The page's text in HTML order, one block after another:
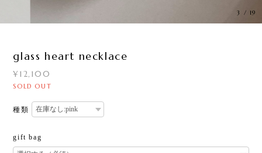
3 / 19
glass heart necklace
¥12,100
SOLD OUT
種類
gift bag